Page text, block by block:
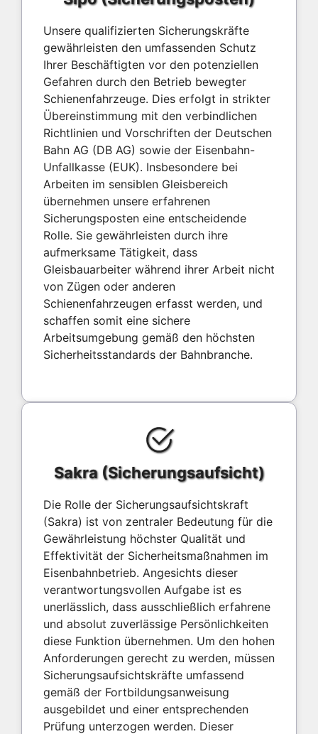
Unsere qualifizierten Sicherungskräfte
gewährleisten den umfassenden Schutz
Ihrer Beschäftigten vor den potenziellen
Gefahren durch den Betrieb bewegter
Schienenfahrzeuge. Dies erfolgt in strikter
Übereinstimmung mit den verbindlichen
Richtlinien und Vorschriften der Deutschen
Bahn AG (DB AG) sowie der Eisenbahn-
Unfallkasse (EUK). Insbesondere bei
Arbeiten im sensiblen Gleisbereich
übernehmen unsere erfahrenen
Sicherungsposten eine entscheidende
Rolle. Sie gewährleisten durch ihre
aufmerksame Tätigkeit, dass
Gleisbauarbeiter während ihrer Arbeit nicht
von Zügen oder anderen
Schienenfahrzeugen erfasst werden, und
schaffen somit eine sichere
Arbeitsumgebung gemäß den höchsten
Sicherheitsstandards der Bahnbranche.
Sakra (Sicherungsaufsicht)
Die Rolle der Sicherungsaufsichtskraft
(Sakra) ist von zentraler Bedeutung für die
Gewährleistung höchster Qualität und
Effektivität der Sicherheitsmaßnahmen im
Eisenbahnbetrieb. Angesichts dieser
verantwortungsvollen Aufgabe ist es
unerlässlich, dass ausschließlich erfahrene
und absolut zuverlässige Persönlichkeiten
diese Funktion übernehmen. Um den hohen
Anforderungen gerecht zu werden, müssen
Sicherungsaufsichtskräfte umfassend
gemäß der Fortbildungsanweisung
ausgebildet und einer entsprechenden
Prüfung unterzogen werden. Dieser